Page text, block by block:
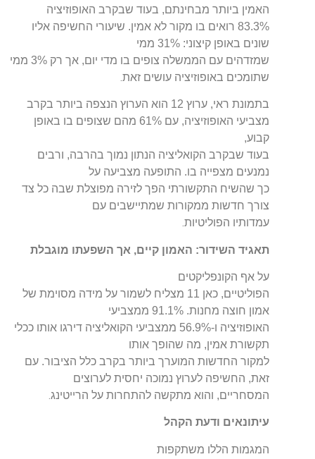
האמין ביותר מבחינתם, בעוד שבקרב האופוזיציה
83.3% רואים בו מקור לא אמין. שיעורי החשיפה אליו
שונים באופן קיצוני: 31% ממי
שמזדהים עם הממשלה צופים בו מדי יום, אך רק 3% ממי
שתומכים באופוזיציה עושים זאת.
בתמונת ראי, ערוץ 12 הוא הערוץ הנצפה ביותר בקרב
מצביעי האופוזיציה, עם 61% מהם שצופים בו באופן
קבוע,
בעוד שבקרב הקואליציה הנתון נמוך בהרבה, ורבים
נמנעים מצפייה בו. התופעה מצביעה על
כך שהשיח התקשורתי הפך לזירה מפוצלת שבה כל צד
צורך חדשות ממקורות שמתיישבים עם
עמדותיו הפוליטיות.
תאגיד השידור: האמון קיים, אך השפעתו מוגבלת
על אף הקונפליקטים
הפוליטיים, כאן 11 מצליח לשמור על מידה מסוימת של
אמון חוצה מחנות. 91.1% ממצביעי
האופוזיציה ו-56.9% ממצביעי הקואליציה דירגו אותו ככלי
תקשורת אמין, מה שהופך אותו
למקור החדשות המוערך ביותר בקרב כלל הציבור. עם
זאת, החשיפה לערוץ נמוכה יחסית לערוצים
המסחריים, והוא מתקשה להתחרות על הרייטינג.
עיתונאים ודעת הקהל
המגמות הללו משתקפות